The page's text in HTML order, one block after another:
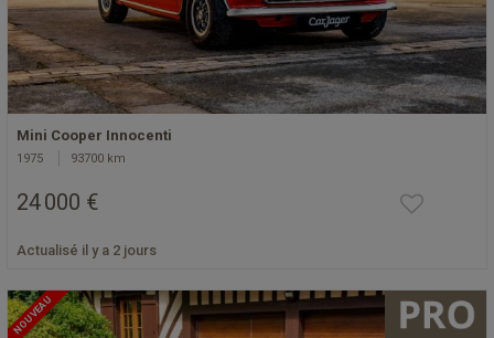
Mini Cooper Innocenti
1975 93700 km
24 000 €
Actualisé il y a 2 jours
NOUVEAU